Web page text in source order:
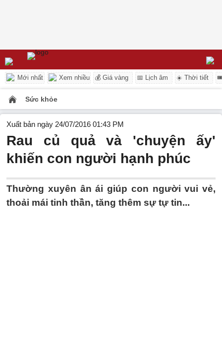
Mới nhất Xem nhiều 💰 Giá vàng 📅 Lịch âm ☀️ Thời tiết
Sức khỏe
Xuất bản ngày 24/07/2016 01:43 PM
Rau củ quả và 'chuyện ấy'
khiến con người hạnh phúc
Thường xuyên ân ái giúp con người vui vẻ,
thoải mái tinh thần, tăng thêm sự tự tin...